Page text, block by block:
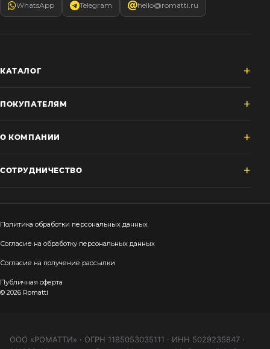
WhatsApp Telegram hello@romatti.ru
КАТАЛОГ
ПОКУПАТЕЛЯМ
О КОМПАНИИ
СОТРУДНИЧЕСТВО
Политика обработки персональных данных
Согласие на обработку персональных данных
Согласие на получение рассылки
Публичная оферта
© 2026 Romatti
ООО «РОМАТТИ» · ОГРН 1185053035111 · ИНН 5029235847 ·